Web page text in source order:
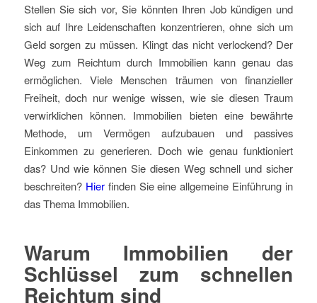
Stellen Sie sich vor, Sie könnten Ihren Job kündigen und
sich auf Ihre Leidenschaften konzentrieren, ohne sich um
Geld sorgen zu müssen. Klingt das nicht verlockend? Der
Weg zum Reichtum durch Immobilien kann genau das
ermöglichen. Viele Menschen träumen von finanzieller
Freiheit, doch nur wenige wissen, wie sie diesen Traum
verwirklichen können. Immobilien bieten eine bewährte
Methode, um Vermögen aufzubauen und passives
Einkommen zu generieren. Doch wie genau funktioniert
das? Und wie können Sie diesen Weg schnell und sicher
beschreiten? Hierfinden Sie eine allgemeine Einführung in
das Thema Immobilien.
Warum Immobilien der
Schlüssel zum schnellen
Reichtum sind